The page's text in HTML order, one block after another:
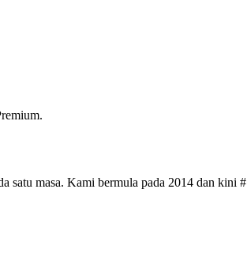
masa. Kami bermula pada 2014 dan kini